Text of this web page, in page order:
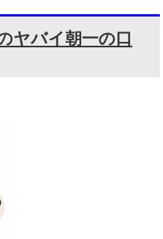
ヤバイ朝一の口